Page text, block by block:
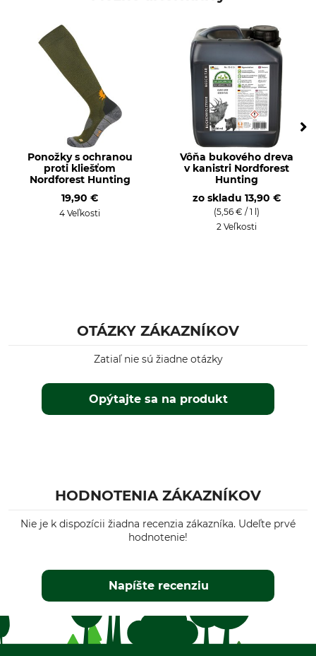
Vlnená plsť
Made in Hungary
Hmotnosť
Ponožky s ochranou
proti kliešťom
Nordforest Hunting
19,90 €
4 Veľkosti
Vôňa bukového dreva
v kanistri Nordforest
Hunting
zo skladu 13,90 €
(5,56 € / 1 l)
2 Veľkosti
OTÁZKY ZÁKAZNÍKOV
Opýtajte sa na produkt
Zatiaľ nie sú žiadne otázky
HODNOTENIA ZÁKAZNÍKOV
Nie je k dispozícii žiadna recenzia zákazníka. Udeľte prvé
hodnotenie!
Napíšte recenziu